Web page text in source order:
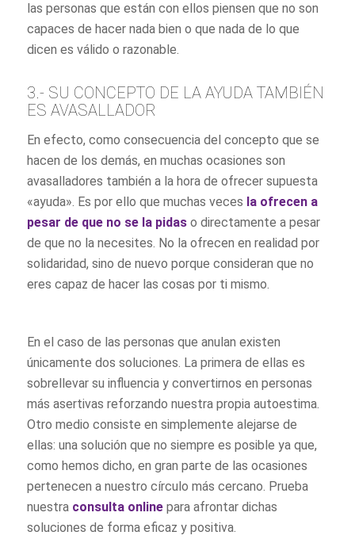
las personas que están con ellos piensen que no son
capaces de hacer nada bien o que nada de lo que
dicen es válido o razonable.
3.- SU CONCEPTO DE LA AYUDA TAMBIÉN
ES AVASALLADOR
En efecto, como consecuencia del concepto que se
hacen de los demás, en muchas ocasiones son
avasalladores también a la hora de ofrecer supuesta
«ayuda». Es por ello que muchas veces la ofrecen a
pesar de que no se la pidaso directamente a pesar
de que no la necesites. No la ofrecen en realidad por
solidaridad, sino de nuevo porque consideran que no
eres capaz de hacer las cosas por ti mismo.
En el caso de las personas que anulan existen
únicamente dos soluciones. La primera de ellas es
sobrellevar su influencia y convertirnos en personas
más asertivas reforzando nuestra propia autoestima.
Otro medio consiste en simplemente alejarse de
ellas: una solución que no siempre es posible ya que,
como hemos dicho, en gran parte de las ocasiones
pertenecen a nuestro círculo más cercano. Prueba
nuestra consulta online para afrontar dichas
soluciones de forma eficaz y positiva.